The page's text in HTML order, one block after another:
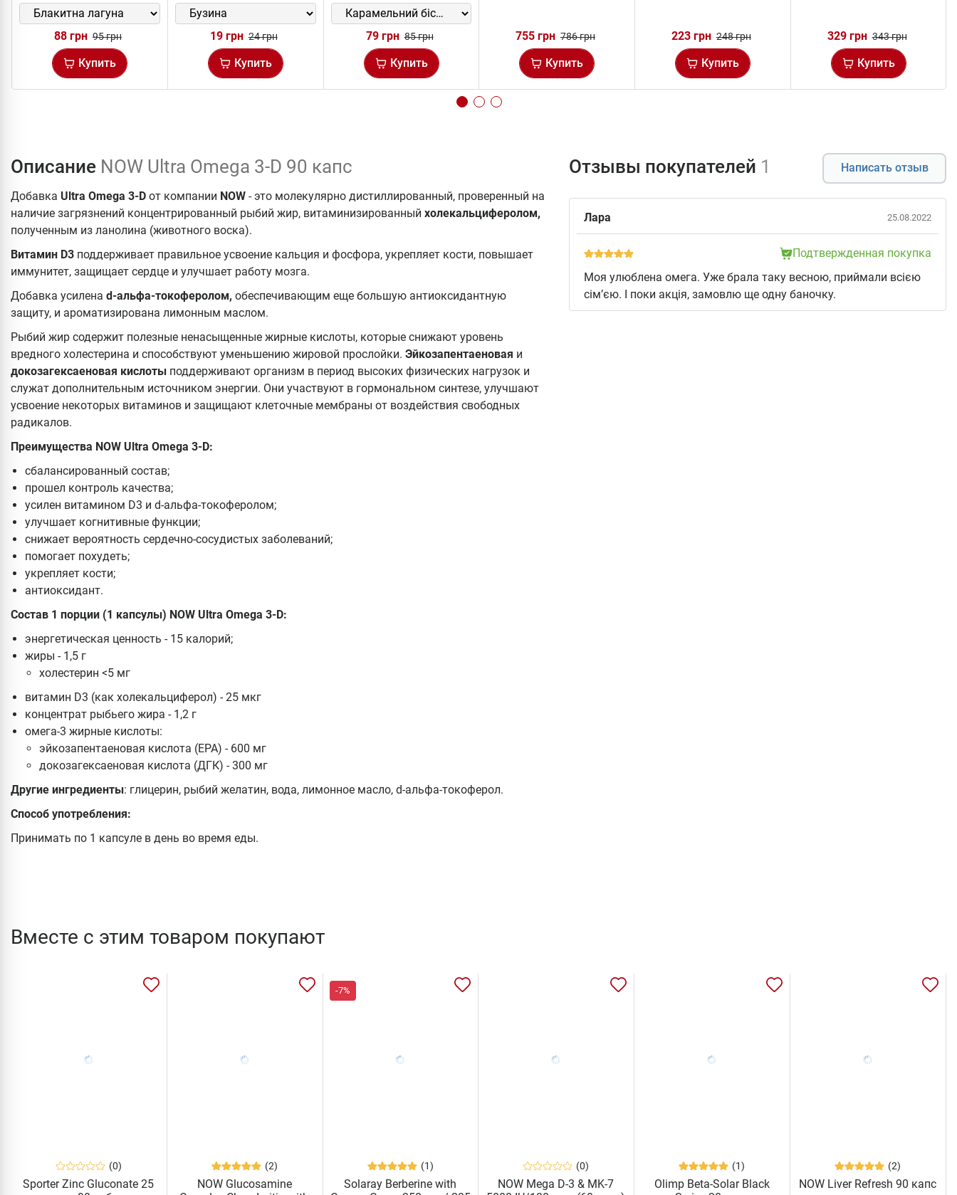
88 грн 95 грн
Купить
19 грн 24 грн
Купить
79 грн 85 грн
Купить
755 грн 786 грн
Купить
223 грн 248 грн
Купить
329 грн 343 грн
Купить
Описание NOW Ultra Omega 3-D 90 капс
Добавка Ultra Omega 3-D от компании NOW - это молекулярно дистиллированный, проверенный на
наличие загрязнений концентрированный рыбий жир, витаминизированный холекальциферолом,
полученным из ланолина (животного воска).
Витамин D3 поддерживает правильное усвоение кальция и фосфора, укрепляет кости, повышает
иммунитет, защищает сердце и улучшает работу мозга.
Добавка усилена d-альфа-токоферолом, обеспечивающим еще большую антиоксидантную
защиту, и ароматизирована лимонным маслом.
Рыбий жир содержит полезные ненасыщенные жирные кислоты, которые снижают уровень
вредного холестерина и способствуют уменьшению жировой прослойки. Эйкозапентаеновая и
докозагексаеновая кислоты поддерживают организм в период высоких физических нагрузок и
служат дополнительным источником энергии. Они участвуют в гормональном синтезе, улучшают
усвоение некоторых витаминов и защищают клеточные мембраны от воздействия свободных
радикалов.
Преимущества NOW Ultra Omega 3-D:
сбалансированный состав;
прошел контроль качества;
усилен витамином D3 и d-альфа-токоферолом;
улучшает когнитивные функции;
снижает вероятность сердечно-сосудистых заболеваний;
помогает похудеть;
укрепляет кости;
антиоксидант.
Состав 1 порции (1 капсулы) NOW Ultra Omega 3-D:
энергетическая ценность - 15 калорий;
жиры - 1,5 г
холестерин <5 мг
витамин D3 (как холекальциферол) - 25 мкг
концентрат рыбьего жира - 1,2 г
омега-3 жирные кислоты:
эйкозапентаеновая кислота (EPA) - 600 мг
докозагексаеновая кислота (ДГК) - 300 мг
Другие ингредиенты: глицерин, рыбий желатин, вода, лимонное масло, d-альфа-токоферол.
Способ употребления:
Принимать по 1 капсуле в день во время еды.
Отзывы покупателей 1 Написать отзыв
Лара 25.08.2022
Подтвержденная покупка
Моя улюблена омега. Уже брала таку весною, приймали всією
сім’єю. І поки акція, замовлю ще одну баночку.
Вместе с этим товаром покупают
(0)
Sporter Zinc Gluconate 25
(2)
NOW Glucosamine
-7%
(1)
Solaray Berberine with
(0)
NOW Mega D-3 & MK-7
(1)
Olimp Beta-Solar Black
(2)
NOW Liver Refresh 90 капс